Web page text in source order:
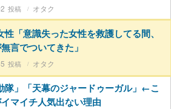
オタク
性「意識失った女性を救護してる間、
言でついてきた」
オタク
隊」「天幕のジャードゥーガル」←こ
マイチ人気出ない理由